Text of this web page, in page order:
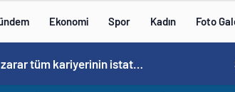
Ekonomi Spor Kadın Foto
Cristiano Ronaldo’nun akıllara zarar tüm kariyerinin istatistiğini çıkardık !